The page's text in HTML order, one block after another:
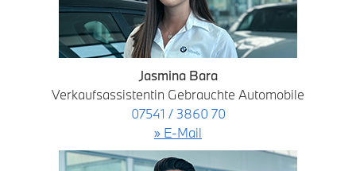
Jasmina Bara
Verkaufsassistentin Gebrauchte Automobile
07541 / 3860 70
» E-Mail